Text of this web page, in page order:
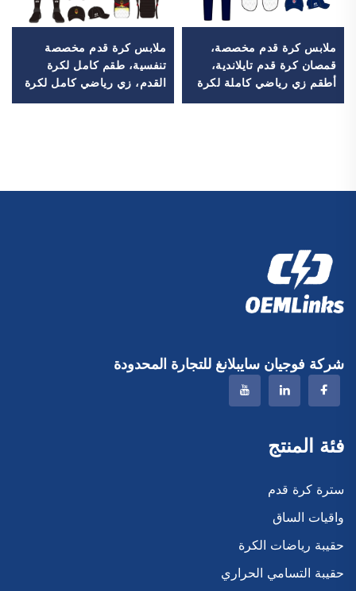
ملابس كرة قدم مخصصة،
قمصان كرة قدم تايلاندية،
أطقم زي رياضي كاملة لكرة
القدم، بدلة رياضية لكرة
ملابس كرة قدم مخصصة
تنفسية، طقم كامل لكرة
القدم، زي رياضي كامل لكرة
القدم، تيشيرتات كرة قدم،
شركة فوجيان سايبلانغ للتجارة المحدودة
فئة المنتج
سترة كرة قدم
واقيات الساق
حقيبة رياضات الكرة
حقيبة التسامي الحراري